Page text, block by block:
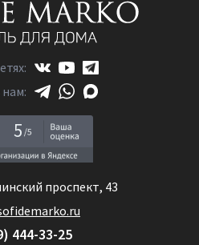
5
проспект, 43
444-33-25